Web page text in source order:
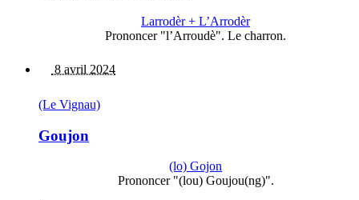
Larrodèr + L’Arrodèr
Prononcer "l’Arroudè". Le charron.
8 avril 2024
(Le Vignau)
Goujon
(lo) Gojon
Prononcer "(lou) Goujou(ng)".